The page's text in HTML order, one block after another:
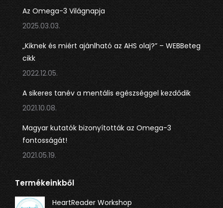
ablakban
nyílik
meg.
ablakban
nyílik
meg.
Az Omega-3 Világnapja
2025.03.03.
„Kiknek és miért ajánlható az AHS olaj?” – WEBBeteg
cikk
2022.12.05.
A sikeres tanév a mentális egészséggel kezdődik
2021.10.08.
Magyar kutatók bizonyították az Omega-3
fontosságát!
2021.05.19.
Termékeinkből
HeartReader Workshop